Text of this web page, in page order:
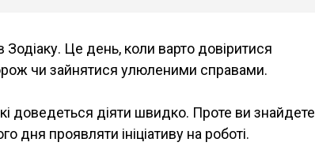
Це день, коли варто довіритися
чи зайнятися улюленими справами.
доведеться діяти швидко. Проте ви знайдете
дня проявляти ініціативу на роботі.